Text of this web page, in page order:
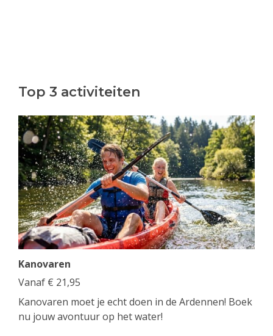
Top 3 activiteiten
Kanovaren
Vanaf € 21,95
Kanovaren moet je echt doen in de Ardennen! Boek
nu jouw avontuur op het water!